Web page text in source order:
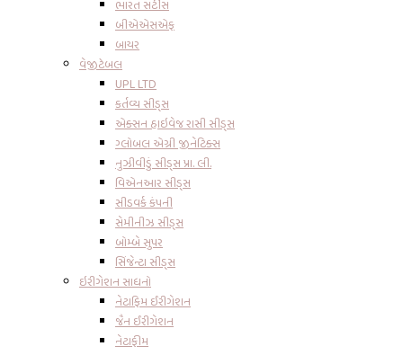
ભારત સર્ટીસ
બીએએસએફ
બાયર
વેજીટેબલ
UPL LTD
કર્તવ્ય સીડ્સ
એક્સન હાઇવેજ રાસી સીડ્સ
ગ્લોબલ એગ્રી જીનેટિક્સ
નુઝીવીડું સીડ્સ પ્રા. લી.
વિએનઆર સીડ્સ
સીડવર્ક કંપની
સેમીનીઝ સીડ્સ
બોમ્બે સુપર
સિંજેન્ટા સીડ્સ
ઇરીગેશન સાધનો
નેટાફિમ ઈરીગેશન
જૈન ઈરીગેશન
નેટાફીમ